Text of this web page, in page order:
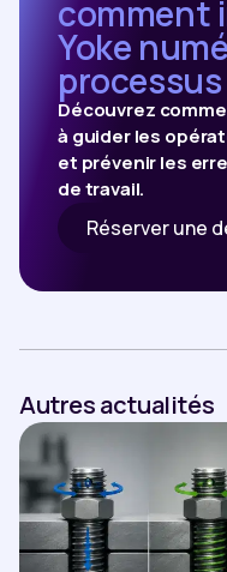
comment
Yoke
processus
Découvrez
à guider les
et prévenir les
de travail.
Réserver une
Autres actualités